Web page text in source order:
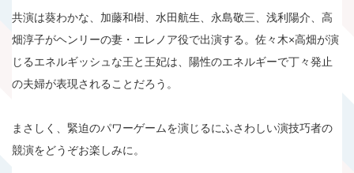
共演は葵わかな、加藤和樹、水田航生、永島敬三、浅利陽介、高
畑淳子がヘンリーの妻・エレノア役で出演する。佐々木×高畑が演
じるエネルギッシュな王と王妃は、陽性のエネルギーで丁々発止
の夫婦が表現されることだろう。
まさしく、緊迫のパワーゲームを演じるにふさわしい演技巧者の
競演をどうぞお楽しみに。